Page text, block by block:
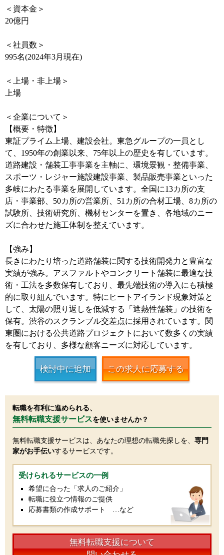
＜資本金＞
20億円
＜社員数＞
995名(2024年3月現在)
＜上場・非上場＞
上場
＜企業について＞
【概要・特徴】
東証プライム上場、建設会社。東急グループの一員とし
て、1950年の創業以来、75年以上の歴史を有しています。
道路建設・舗装工事事業を主軸に、環境景観・整備事業、
スポーツ・レジャー施設建設事業、製品販売事業といった
多岐にわたる事業を展開しています。全国に13カ所の支
店・事業部、50カ所の営業所、51カ所の合材工場、8カ所の
試験所、技術研究所、機材センターを置き、各地域のニー
ズに合わせた施工体制を整えています。
【強み】
長きにわたり培った道路舗装に関する技術開発力と豊富な
実績が強み。アスファルトやコンクリート舗装に最適な技
術・工法を多数保有しており、最先端技術の導入にも積極
的に取り組んでいます。特にヒートアイランド現象対策と
して、太陽の照り返しを低減する「遮熱性舗装」の技術を
保有。渋谷のスクランブル交差点に採用されています。関
東圏における公共道路プロジェクトにおいて数多くの実績
を有しており、多様な顧客ニーズに対応しています。
検討中に追加 この求人に応募する
転職を有利に進められる、
無料転職支援サービスを使いませんか？
無料転職支援サービスは、あなたの理想の転職先探しを、 専門
家がお手伝いするサービスです。
受けられるサービスの一例
希望に合った「求人のご紹介」
転職に役立つ情報のご提供
応募書類の作成サポート …など
無料転職支援について